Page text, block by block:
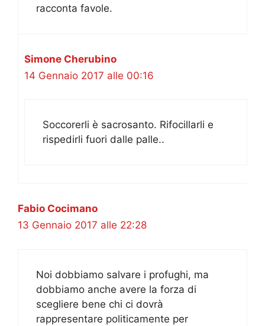
racconta favole.
Simone Cherubino
14 Gennaio 2017 alle 00:16
Soccorerli è sacrosanto. Rifocillarli e
rispedirli fuori dalle palle..
Fabio Cocimano
13 Gennaio 2017 alle 22:28
Noi dobbiamo salvare i profughi, ma
dobbiamo anche avere la forza di
scegliere bene chi ci dovrà
rappresentare politicamente per